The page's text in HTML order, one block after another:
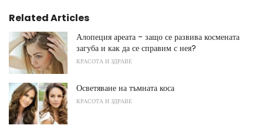
Related Articles
Алопеция ареата - защо се развива космената
загуба и как да се справим с нея?
КРАСОТА И ЗДРАВЕ
Осветяване на тъмната коса
КРАСОТА И ЗДРАВЕ